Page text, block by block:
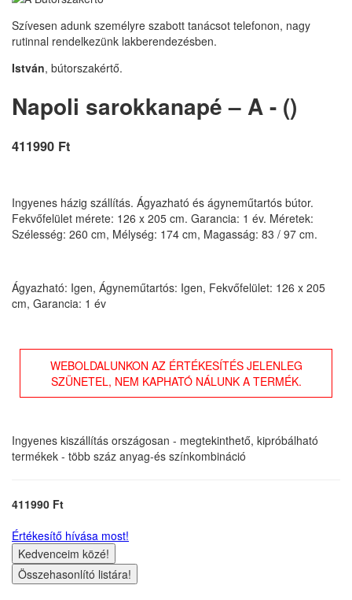
Szívesen adunk személyre szabott tanácsot telefonon, nagy
rutinnal rendelkezünk lakberendezésben.
István, bútorszakértő.
Napoli sarokkanapé – A - ()
411990 Ft
Ingyenes házig szállítás. Ágyazható és ágyneműtartós bútor.
Fekvőfelület mérete: 126 x 205 cm. Garancia: 1 év. Méretek:
Szélesség: 260 cm, Mélység: 174 cm, Magasság: 83 / 97 cm.
Ágyazható: Igen, Ágyneműtartós: Igen, Fekvőfelület: 126 x 205
cm, Garancia: 1 év
WEBOLDALUNKON AZ ÉRTÉKESÍTÉS JELENLEG
SZÜNETEL, NEM KAPHATÓ NÁLUNK A TERMÉK.
Ingyenes kiszállítás országosan - megtekinthető, kipróbálható
termékek - több száz anyag-és színkombináció
411990 Ft
Értékesítő hívása most!
Kedvenceim közé!
Összehasonlító listára!